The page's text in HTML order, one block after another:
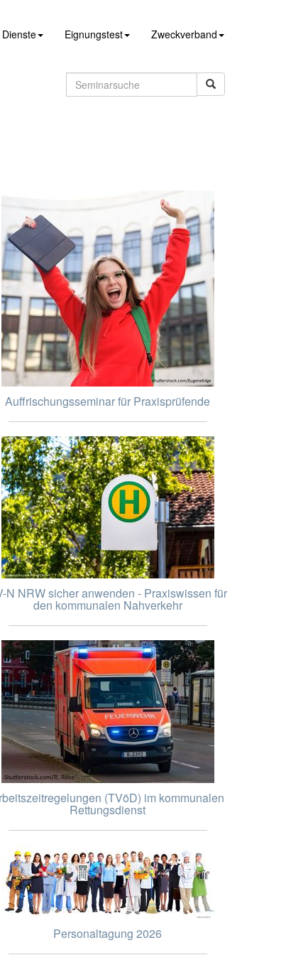
Eignungstest Zweckverband
Auffrischungsseminar für Praxisprüfende
N NRW sicher anwenden - Praxiswissen für
den kommunalen Nahverkehr
(TVöD) im kommunalen
Rettungsdienst
Personaltagung 2026